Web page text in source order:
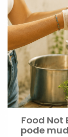
Food Not
pode